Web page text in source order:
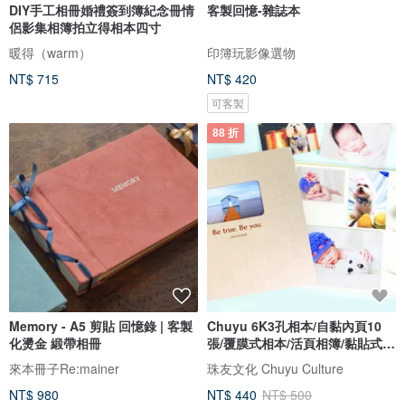
DIY手工相冊婚禮簽到簿紀念冊情
侶影集相簿拍立得相本四寸
暖得（warm）
NT$ 715
客製回憶-雜誌本
印簿玩影像選物
NT$ 420
可客製
Memory - A5 剪貼 回憶錄 | 客製
化燙金 緞帶相冊
來本冊子Re:mainer
NT$ 980
88 折
Chuyu 6K3孔相本/自黏內頁10
張/覆膜式相本/活頁相簿/黏貼式相
冊
珠友文化 Chuyu Culture
NT$ 440 NT$ 500